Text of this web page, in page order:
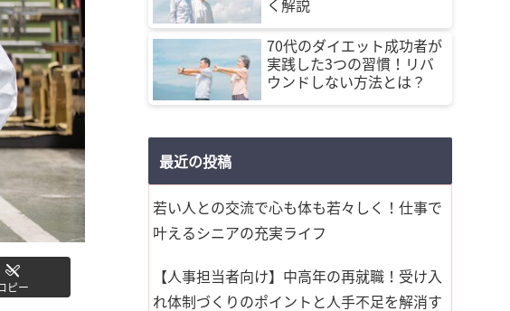
ピー
く解説
70代のダイエット成功者が
実践した3つの習慣！リバ
ウンドしない方法とは？
最近の投稿
若い人との交流で心も体も若々しく！仕事で
叶えるシニアの充実ライフ
【人事担当者向け】中高年の再就職！受け入
れ体制づくりのポイントと人手不足を解消す